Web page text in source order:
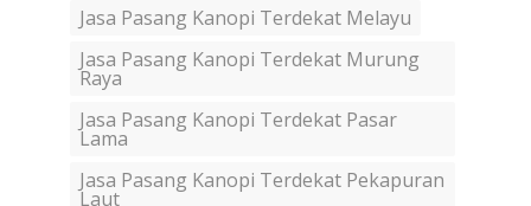
Jasa Pasang Kanopi Terdekat Melayu
Jasa Pasang Kanopi Terdekat Murung
Raya
Jasa Pasang Kanopi Terdekat Pasar
Lama
Jasa Pasang Kanopi Terdekat Pekapuran
Laut